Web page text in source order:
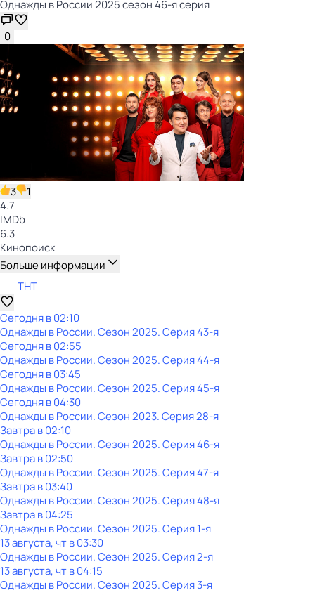
Однажды в России 2025 сезон 46-я серия
0
3
1
4.7
IMDb
6.3
Кинопоиск
Больше информации
ТНТ
Сегодня в 02:10
Однажды в России. Сезон 2025. Серия 43-я
Сегодня в 02:55
Однажды в России. Сезон 2025. Серия 44-я
Сегодня в 03:45
Однажды в России. Сезон 2025. Серия 45-я
Сегодня в 04:30
Однажды в России. Сезон 2023. Серия 28-я
Завтра в 02:10
Однажды в России. Сезон 2025. Серия 46-я
Завтра в 02:50
Однажды в России. Сезон 2025. Серия 47-я
Завтра в 03:40
Однажды в России. Сезон 2025. Серия 48-я
Завтра в 04:25
Однажды в России. Сезон 2025. Серия 1-я
13 августа, чт в 03:30
Однажды в России. Сезон 2025. Серия 2-я
13 августа, чт в 04:15
Однажды в России. Сезон 2025. Серия 3-я